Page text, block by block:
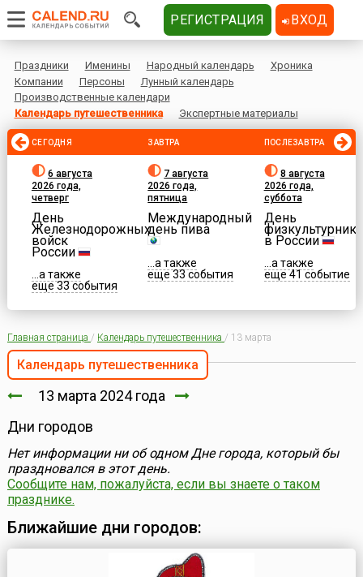
Праздники Именины Народный календарь
Хроника
Компании
Персоны
Лунный календарь
Производственные календари
Календарь путешественника
Экспертные материалы
СЕГОДНЯ
6 августа
2026 года,
четверг
День
Железнодорожных
войск
России
...а также
еще 33 события
ЗАВТРА
7 августа
2026 года,
пятница
Международный
день пива
...а также
еще 33 события
ПОСЛЕЗАВТРА
8 августа
2026 года,
суббота
День
физкультурника
в России
...а также
еще 41 событие
Главная страница / Календарь путешественника / 13 марта
Календарь путешественника
13 марта 2024 года
Дни городов
Нет информации ни об одном Дне города, который бы
праздновался в этот день.
Сообщите нам, пожалуйста, если вы знаете о таком
празднике.
Ближайшие дни городов:
РЕГИСТРАЦИЯ ВХОД